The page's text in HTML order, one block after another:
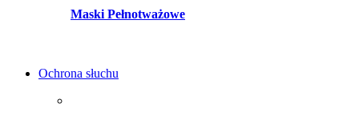
Maski Pełnotważowe
Ochrona słuchu